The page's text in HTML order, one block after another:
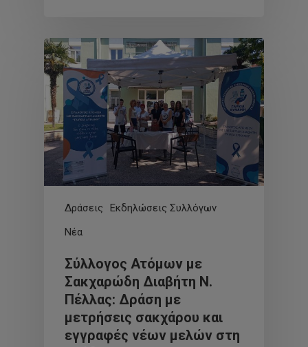
Δράσεις
Εκδηλώσεις Συλλόγων
Νέα
Σύλλογος Ατόμων με
Σακχαρώδη Διαβήτη Ν.
Πέλλας: Δράση με
μετρήσεις σακχάρου και
εγγραφές νέων μελών στη